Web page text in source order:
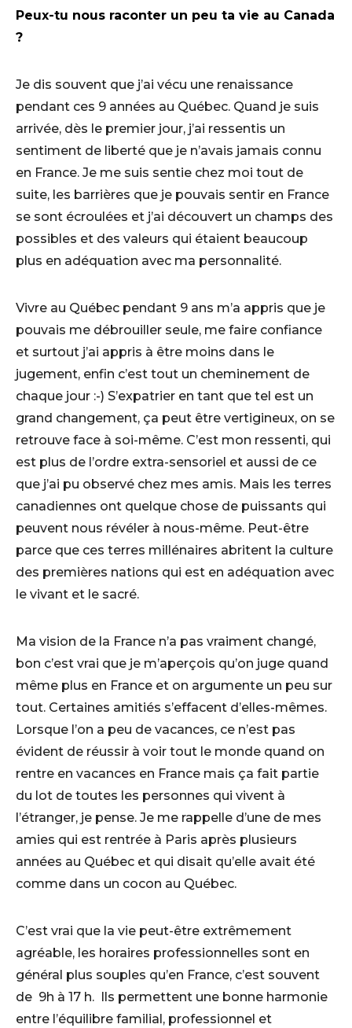
Peux-tu nous raconter un peu ta vie au Canada
?
Je dis souvent que j’ai vécu une renaissance
pendant ces 9 années au Québec. Quand je suis
arrivée, dès le premier jour, j’ai ressentis un
sentiment de liberté que je n’avais jamais connu
en France. Je me suis sentie chez moi tout de
suite, les barrières que je pouvais sentir en France
se sont écroulées et j’ai découvert un champs des
possibles et des valeurs qui étaient beaucoup
plus en adéquation avec ma personnalité.
Vivre au Québec pendant 9 ans m’a appris que je
pouvais me débrouiller seule, me faire confiance
et surtout j’ai appris à être moins dans le
jugement, enfin c’est tout un cheminement de
chaque jour :-) S’expatrier en tant que tel est un
grand changement, ça peut être vertigineux, on se
retrouve face à soi-même. C’est mon ressenti, qui
est plus de l’ordre extra-sensoriel et aussi de ce
que j’ai pu observé chez mes amis. Mais les terres
canadiennes ont quelque chose de puissants qui
peuvent nous révéler à nous-même. Peut-être
parce que ces terres millénaires abritent la culture
des premières nations qui est en adéquation avec
le vivant et le sacré.
Ma vision de la France n’a pas vraiment changé,
bon c’est vrai que je m’aperçois qu’on juge quand
même plus en France et on argumente un peu sur
tout. Certaines amitiés s’effacent d’elles-mêmes.
Lorsque l’on a peu de vacances, ce n’est pas
évident de réussir à voir tout le monde quand on
rentre en vacances en France mais ça fait partie
du lot de toutes les personnes qui vivent à
l’étranger, je pense. Je me rappelle d’une de mes
amies qui est rentrée à Paris après plusieurs
années au Québec et qui disait qu’elle avait été
comme dans un cocon au Québec.
C’est vrai que la vie peut-être extrêmement
agréable, les horaires professionnelles sont en
général plus souples qu’en France, c’est souvent
de 9h à 17 h. Ils permettent une bonne harmonie
entre l’équilibre familial, professionnel et